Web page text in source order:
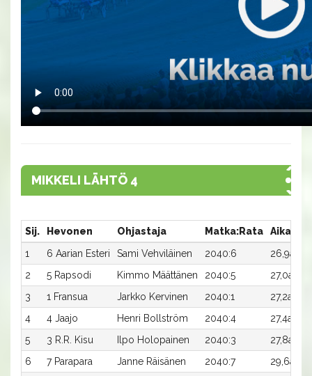
MIKKELI LÄHTÖ 4
Sij. Hevonen Ohjastaja Matka:Rata Aika
1
6 Aarian Esteri Sami Vehviläinen 2040:6 26,9a
2
5 Rapsodi Kimmo Määttänen 2040:5 27,0a
3
1 Fransua Jarkko Kervinen 2040:1 27,2ax
4
4 Jaajo Henri Bollström 2040:4 27,4a
5
3 R.R. Kisu Ilpo Holopainen 2040:3 27,8a
6
7 Parapara Janne Räisänen 2040:7 29,6a